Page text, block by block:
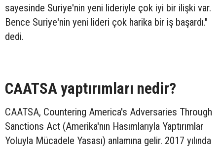
sayesinde Suriye'nin yeni lideriyle çok iyi bir ilişki var.
Bence Suriye'nin yeni lideri çok harika bir iş başardı."
dedi.
CAATSA yaptırımları nedir?
CAATSA, Countering America's Adversaries Through
Sanctions Act (Amerika'nın Hasımlarıyla Yaptırımlar
Yoluyla Mücadele Yasası) anlamına gelir. 2017 yılında